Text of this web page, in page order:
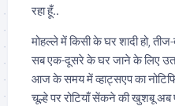
रहा हूँ..
मोहल्ले में किसी के घर शादी हो,
सब एक-दूसरे के घर जाने के लिए
आज के समय में व्हाट्सएप का
चूल्हे पर रोटियाँ सेंकने की खुशबू अब